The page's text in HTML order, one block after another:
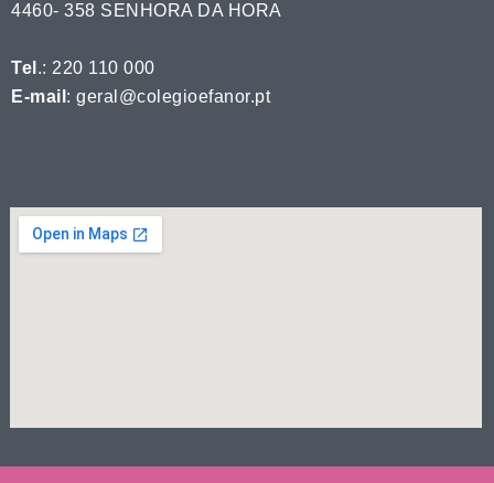
4460- 358 SENHORA DA HORA
Tel .: 220 110 000
E-mail : geral@colegioefanor.pt